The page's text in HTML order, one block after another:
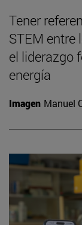
Tener
STEM entre
el liderazgo
energía
Imagen Manuel